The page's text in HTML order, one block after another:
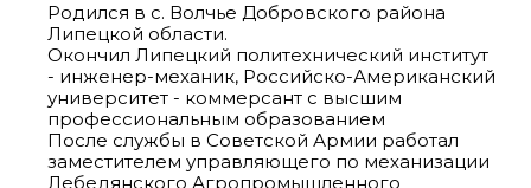
Родился в с. Волчье Добровского района
Липецкой области.
Окончил Липецкий политехнический институт
- инженер-механик, Российско-Американский
университет - коммерсант с высшим
профессиональным образованием
После службы в Советской Армии работал
заместителем управляющего по механизации
Лебедянского Агропромышленного